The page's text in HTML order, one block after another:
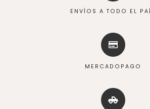
ENVÍOS A TODO EL
MERCADOPAGO